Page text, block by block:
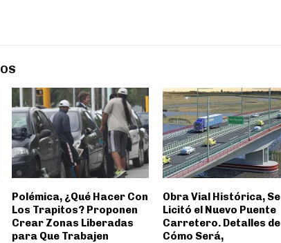
Polémica, ¿Qué Hacer Con
Los Trapitos? Proponen
Crear Zonas Liberadas
para Que Trabajen
Obra Vial Histórica, Se
Licitó el Nuevo Puente
Carretero. Detalles de
Cómo Será,